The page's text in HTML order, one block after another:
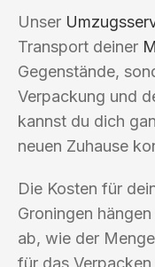
Unser
Transport deiner
Gegenstände,
Verpackung und
kannst du dich
neuen Zuhause
Die Kosten für
Groningen
ab, wie der
für das